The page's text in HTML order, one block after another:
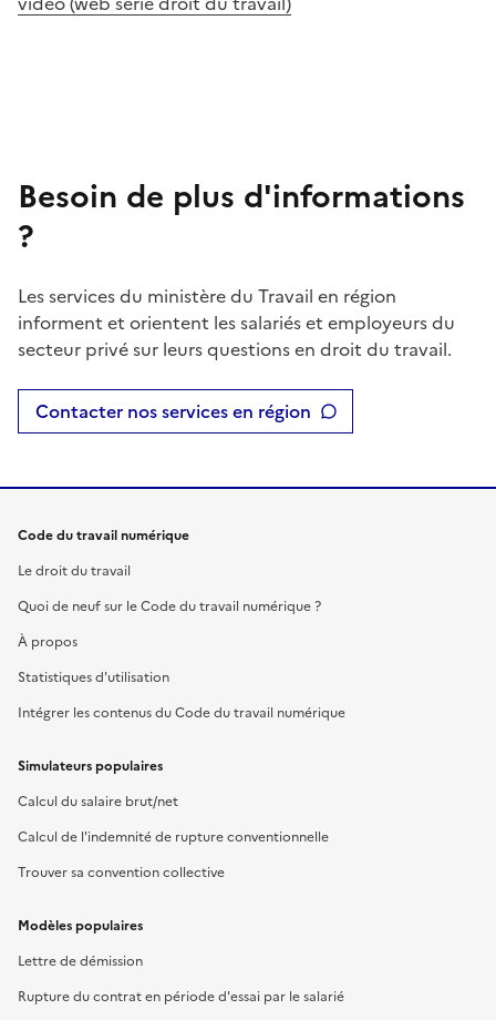
Besoin de plus d'informations
?
Les services du ministère du Travail en région
informent et orientent les salariés et employeurs du
secteur privé sur leurs questions en droit du travail.
Contacter nos services en région
Code du travail numérique
Le droit du travail
Quoi de neuf sur le Code du travail numérique ?
À propos
Statistiques d'utilisation
Intégrer les contenus du Code du travail numérique
Simulateurs populaires
Calcul du salaire brut/net
Calcul de l'indemnité de rupture conventionnelle
Trouver sa convention collective
Modèles populaires
Lettre de démission
Rupture du contrat en période d'essai par le salarié